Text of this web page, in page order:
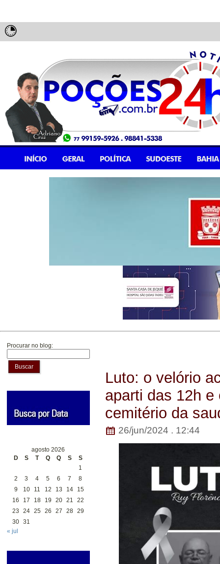
Procurar no blog:
Buscar
agosto 2026
D
S T Q Q S
S
1
2
3 4 5 6 7
8
9
10 11 12 13 14
15
16
17 18 19 20 21
22
23
24 25 26 27 28 29
30 31
« jul
Luto: o velório
aparti das 12h
cemitério da
26/jun/2024 . 12:44